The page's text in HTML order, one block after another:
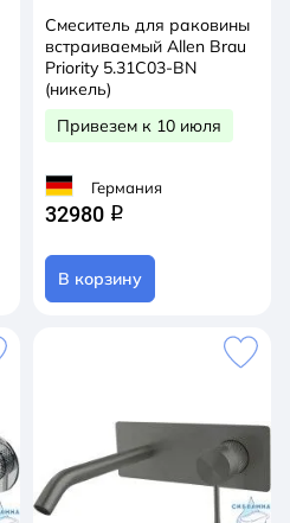
Смеситель для раковины
встраиваемый Allen Brau
Priority 5.31C03-BN
(никель)
Привезем к 10 июля
Германия
32980 q
В корзину